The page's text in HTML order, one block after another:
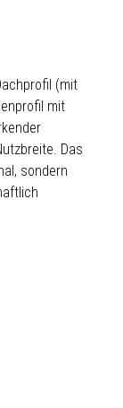
(mit
mit
Das
sondern